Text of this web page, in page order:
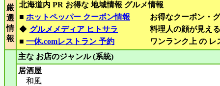
厳
選
情
報
北海道内 PR お得な 地域情報 グルメ情報
■ ホットペッパー クーポン情報
お得なクーポン・
◆ グルメメディア ヒトサラ
料理人の顔が見え
■ 一休.comレストラン 予約 ワンランク上 の レ
主な お店のジャンル (系統)
居酒屋
和風